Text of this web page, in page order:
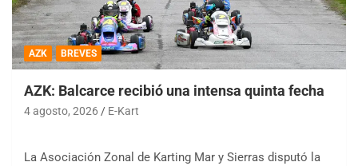
AZK BREVES
AZK: Balcarce recibió una intensa quinta fecha
4 agosto, 2026 E-Kart
La Asociación Zonal de Karting Mar y Sierras disputó la